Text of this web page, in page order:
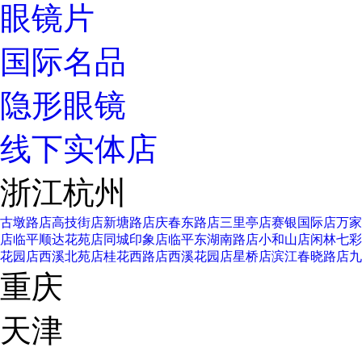
眼镜片
国际名品
隐形眼镜
线下实体店
浙江杭州
古墩路店高技街店新塘路店庆春东路店三里亭店赛银国际店万
店临平顺达花苑店同城印象店临平东湖南路店小和山店闲林七
花园店西溪北苑店桂花西路店西溪花园店星桥店滨江春晓路店
重庆
天津